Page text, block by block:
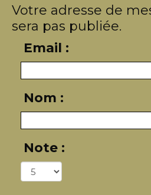
Votre adresse de
sera pas publiée.
Email :
Nom :
Note :